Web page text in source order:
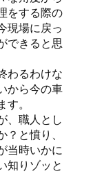
をする際の
現場に戻っ
できると思
わるわけな
から今の車
。
、職人とし
と憤り、
当時いかに
知りゾッと